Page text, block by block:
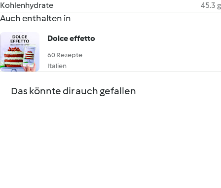
Kohlenhydrate
45.3 g
Auch enthalten in
Dolce effetto
60 Rezepte
Italien
Das könnte dir auch gefallen